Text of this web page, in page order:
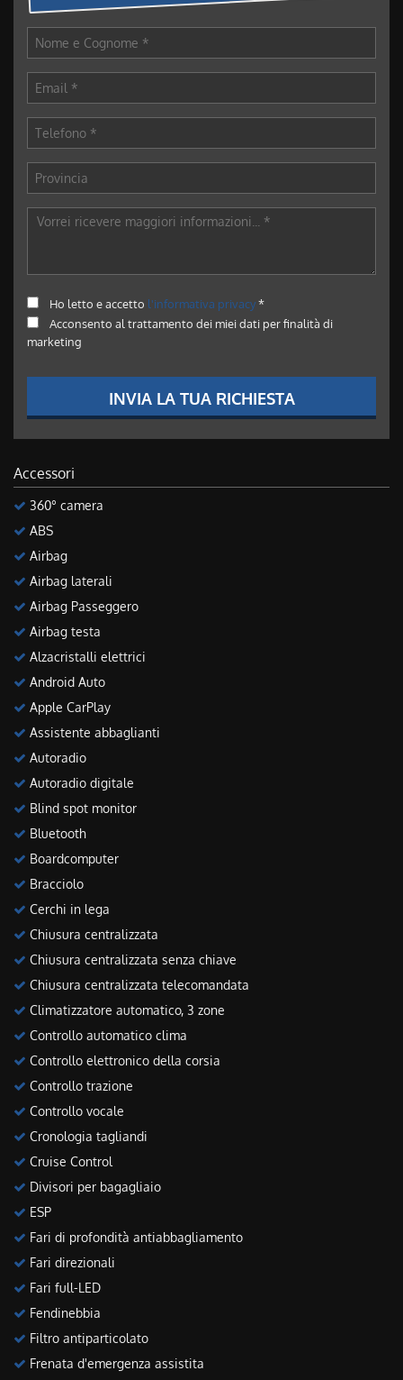
Ho letto e accetto l'informativa privacy*
Acconsento al trattamento dei miei dati per finalità di
marketing
INVIA LA TUA RICHIESTA
Accessori
360° camera
ABS
Airbag
Airbag laterali
Airbag Passeggero
Airbag testa
Alzacristalli elettrici
Android Auto
Apple CarPlay
Assistente abbaglianti
Autoradio
Autoradio digitale
Blind spot monitor
Bluetooth
Boardcomputer
Bracciolo
Cerchi in lega
Chiusura centralizzata
Chiusura centralizzata senza chiave
Chiusura centralizzata telecomandata
Climatizzatore automatico, 3 zone
Controllo automatico clima
Controllo elettronico della corsia
Controllo trazione
Controllo vocale
Cronologia tagliandi
Cruise Control
Divisori per bagagliaio
ESP
Fari di profondità antiabbagliamento
Fari direzionali
Fari full-LED
Fendinebbia
Filtro antiparticolato
Frenata d'emergenza assistita